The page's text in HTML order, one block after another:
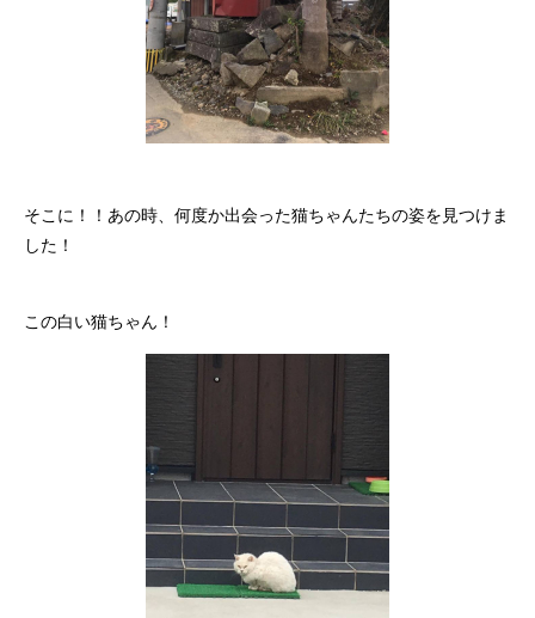
そこに！！あの時、何度か出会った猫ちゃんたちの姿を見つけま
した！
この白い猫ちゃん！